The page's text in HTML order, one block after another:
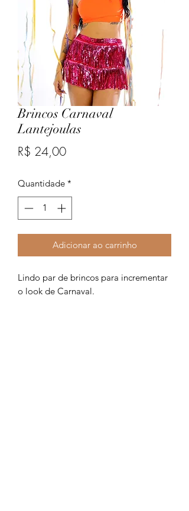
Brincos Carnaval
Lantejoulas
R$ 24,00Preço
Quantidade *
Adicionar ao carrinho
Lindo par de brincos para incrementar
o look de Carnaval.